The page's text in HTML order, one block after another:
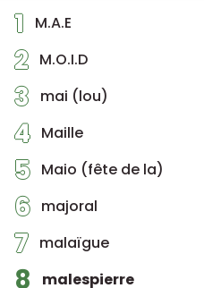
1 M.A.E
2 M.O.I.D
3 mai (lou)
4 Maille
5 Maio (fête de la)
6 majoral
7 malaïgue
8 malespierre